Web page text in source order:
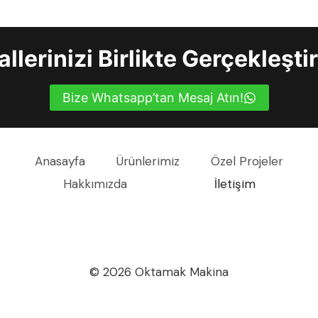
Birlikte
Bize Whatsapp’tan Mesaj Atın!
Anasayfa Ürünlerimiz
Özel Projeler
Hakkımızda
İletişim
© 2026 Oktamak Makina